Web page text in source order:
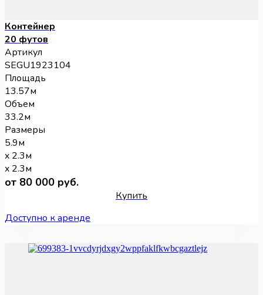
Контейнер
20 футов
Артикул
SEGU1923104
Площадь
13.57м
Объем
33.2м
Размеры
5.9м
x 2.3м
x 2.3м
от 80 000 руб.
Купить
Доступно к аренде